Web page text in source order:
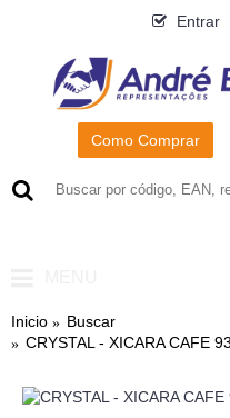
Entrar
Como Comprar
Inicio
Buscar
CRYSTAL - XICARA CAFE